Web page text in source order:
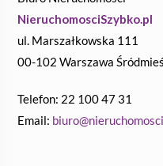
NieruchomosciSzybko.pl
ul. Marszałkowska 111
00-102 Warszawa
Telefon: 22 100 47 31
Email: